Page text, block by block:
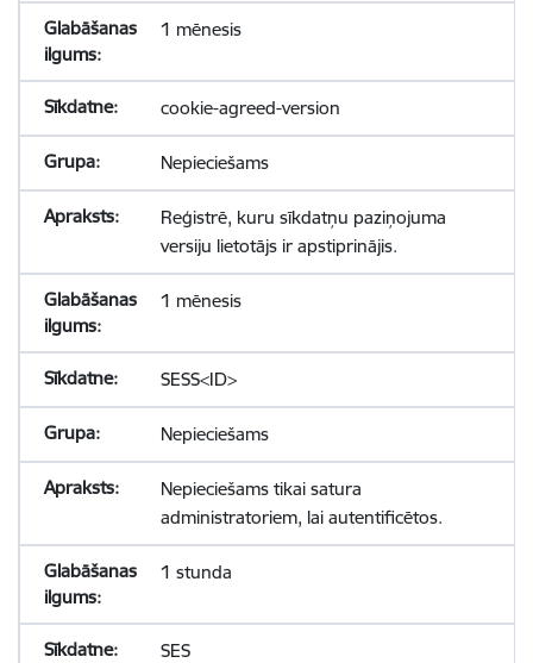
1 mēnesis
cookie-agreed-version
Nepieciešams
Reģistrē, kuru sīkdatņu paziņojuma
versiju lietotājs ir apstiprinājis.
1 mēnesis
SESS<ID>
Nepieciešams
Nepieciešams tikai satura
administratoriem, lai autentificētos.
1 stunda
SES